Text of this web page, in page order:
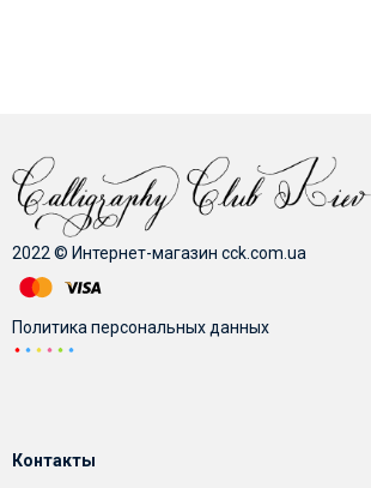
2022 © Интернет-магазин cck.com.ua
Политика персональных данных
Контакты